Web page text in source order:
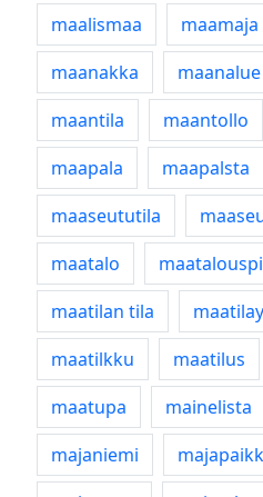
maalismaa
maamaja
maanakka
maanalue
maantila
maantollo
maapala
maapalsta
maaseututila
maatalo
maatilan tila
maatilkku
maatilus
maatupa
mainelista
majaniemi